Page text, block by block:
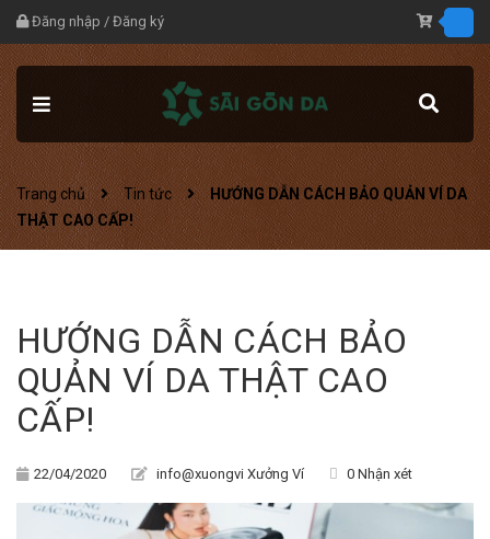
Đăng nhập / Đăng ký
Trang chủ Tin tức
HƯỚNG DẪN CÁCH BẢO QUẢN VÍ DA
THẬT CAO CẤP!
HƯỚNG DẪN CÁCH BẢO
QUẢN VÍ DA THẬT CAO
CẤP!
22/04/2020 info@xuongvi Xưởng Ví 0 Nhận xét